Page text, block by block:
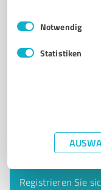
Impressum
Einwilligungsauswahl
Notwendig
Statistiken
Sie möchten
Registrieren Sie